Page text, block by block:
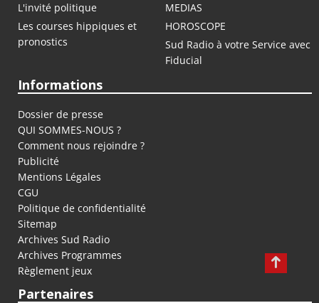
L'invité politique
MEDIAS
Les courses hippiques et
pronostics
HOROSCOPE
Sud Radio à votre Service avec
Fiducial
Informations
Dossier de presse
QUI SOMMES-NOUS ?
Comment nous rejoindre ?
Publicité
Mentions Légales
CGU
Politique de confidentialité
Sitemap
Archives Sud Radio
Archives Programmes
Règlement jeux
Partenaires